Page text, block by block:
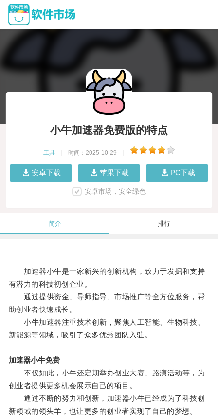
小牛加速器免费版的特点
工具 时间：2025-10-29
安卓下载 苹果下载 PC下载
安卓市场，安全绿色
简介 排行
加速器小牛是一家新兴的创新机构，致力于发掘和支持
有潜力的科技初创企业。
通过提供资金、导师指导、市场推广等全方位服务，帮
助创业者快速成长。
小牛加速器注重技术创新，聚焦人工智能、生物科技、
新能源等领域，吸引了众多优秀团队入驻。
加速器小牛免费
不仅如此，小牛还定期举办创业大赛、路演活动等，为
创业者提供更多机会展示自己的项目。
通过不断的努力和创新，加速器小牛已经成为了科技创
新领域的领头羊，也让更多的创业者实现了自己的梦想。